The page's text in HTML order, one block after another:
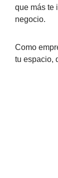
que más te
negocio.
Como
tu espacio,